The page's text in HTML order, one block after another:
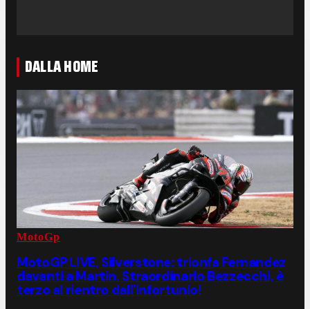
DALLA HOME
MotoGp
MotoGP LIVE, Silverstone: trionfa Fernandez
davanti a Martin. Straordinario Bezzecchi, è
terzo al rientro dall'infortunio!